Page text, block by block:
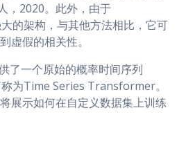
，2020。此外，由于
的架构，与其他方法相比，它可
虚假的相关性。
了一个原始的概率时间序列
为Time Series Transformer。
展示如何在自定义数据集上训练